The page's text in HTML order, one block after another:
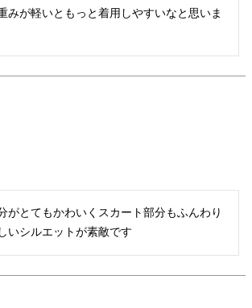
みが軽いともっと着用しやすいなと思いま
がとてもかわいくスカート部分もふんわり
いシルエットが素敵です